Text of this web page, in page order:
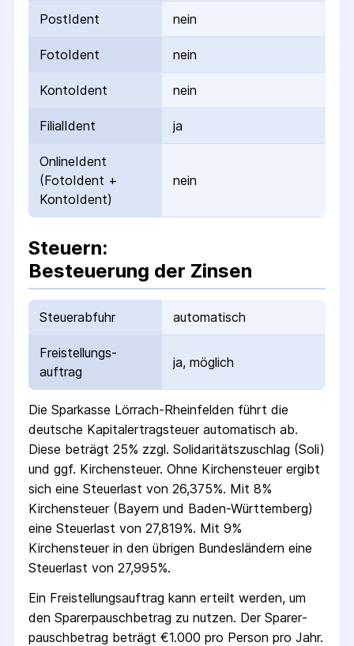
PostIdent nein
FotoIdent nein
KontoIdent nein
FilialIdent ja
OnlineIdent
(FotoIdent +
KontoIdent)
nein
Steuern:
Besteuerung der Zinsen
Steuerabfuhr automatisch
Freistellungs­
auftrag
ja, möglich
Die Sparkasse Lörrach-Rheinfelden führt die
deutsche Kapital­ertrag­steuer automatisch ab.
Diese beträgt 25% zzgl. Solidaritäts­zuschlag (Soli)
und ggf. Kirchensteuer. Ohne Kirchensteuer ergibt
sich eine Steuerlast von 26,375%. Mit 8%
Kirchensteuer (Bayern und Baden-Württemberg)
eine Steuerlast von 27,819%. Mit 9%
Kirchensteuer in den übrigen Bundesländern eine
Steuerlast von 27,995%.
Ein Freistellungs­auftrag kann erteilt werden, um
den Sparer­pausch­betrag zu nutzen. Der Sparer­
pausch­betrag beträgt €1.000 pro Person pro Jahr.